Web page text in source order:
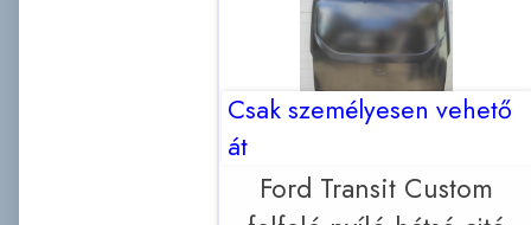
Csak személyesen vehető
át
Ford Transit Custom